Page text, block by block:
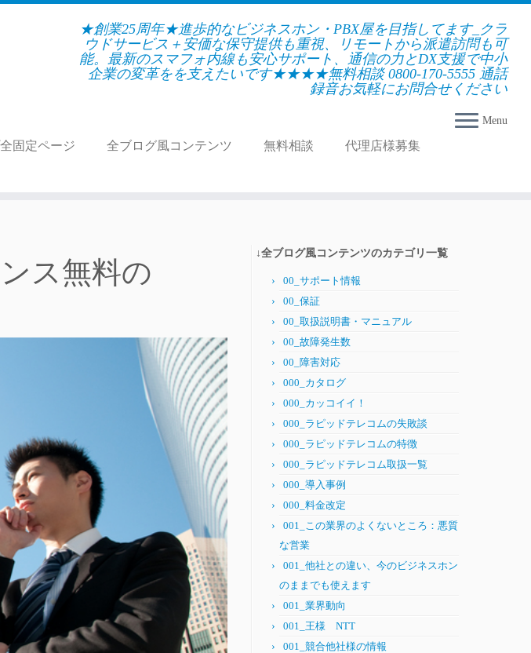
★創業25周年★進歩的なビジネスホン・PBX屋を目指してます_クラ
ウドサービス＋安価な保守提供も重視、リモートから派遣訪問も可
能。最新のスマフォ内線も安心サポート、通信の力とDX支援で中小
企業の変革をを支えたいです★★★★無料相談 0800-170-5555 通話
録音お気軽にお問合せください
Menu
固定ページ 全ブログ風コンテンツ 無料相談
代理店様募集
ス無料の
↓全ブログ風コンテンツのカテゴリ一覧
00_サポート情報
00_保証
00_取扱説明書・マニュアル
00_故障発生数
00_障害対応
000_カタログ
000_カッコイイ！
000_ラピッドテレコムの失敗談
000_ラピッドテレコムの特徴
000_ラピッドテレコム取扱一覧
000_導入事例
000_料金改定
001_この業界のよくないところ：悪質
な営業
001_他社との違い、今のビジネスホン
のままでも使えます
001_業界動向
001_王様 NTT
001_競合他社様の情報